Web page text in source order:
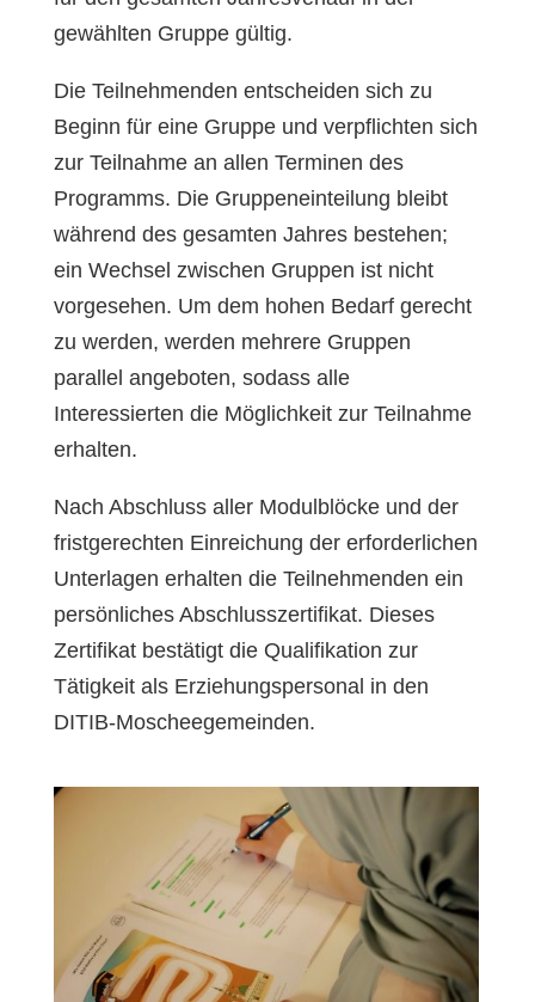
gewählten Gruppe gültig.
Die Teilnehmenden entscheiden sich zu
Beginn für eine Gruppe und verpflichten sich
zur Teilnahme an allen Terminen des
Programms. Die Gruppeneinteilung bleibt
während des gesamten Jahres bestehen;
ein Wechsel zwischen Gruppen ist nicht
vorgesehen. Um dem hohen Bedarf gerecht
zu werden, werden mehrere Gruppen
parallel angeboten, sodass alle
Interessierten die Möglichkeit zur Teilnahme
erhalten.
Nach Abschluss aller Modulblöcke und der
fristgerechten Einreichung der erforderlichen
Unterlagen erhalten die Teilnehmenden ein
persönliches Abschlusszertifikat. Dieses
Zertifikat bestätigt die Qualifikation zur
Tätigkeit als Erziehungspersonal in den
DITIB-Moscheegemeinden.